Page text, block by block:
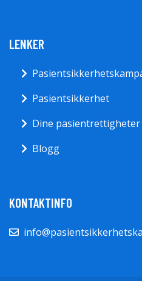
LENKER
Pasientsikkerhet
Dine pasientrettigheter
Blogg
KONTAKTINFO